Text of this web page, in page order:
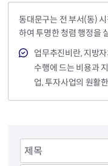
동대문구는 전 부서(동)
하여 투명한 청렴 행정을
업무추진비란, 지방
수행에 드는 비용과
업, 투자사업의 원활